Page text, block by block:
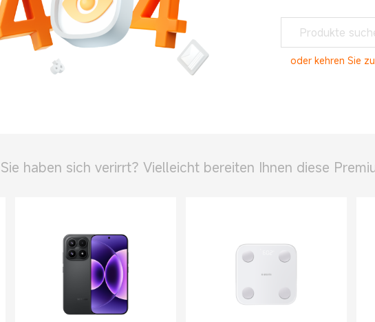
oder kehren Sie
Sie haben sich verirrt? Vielleicht bereiten Ihnen diese